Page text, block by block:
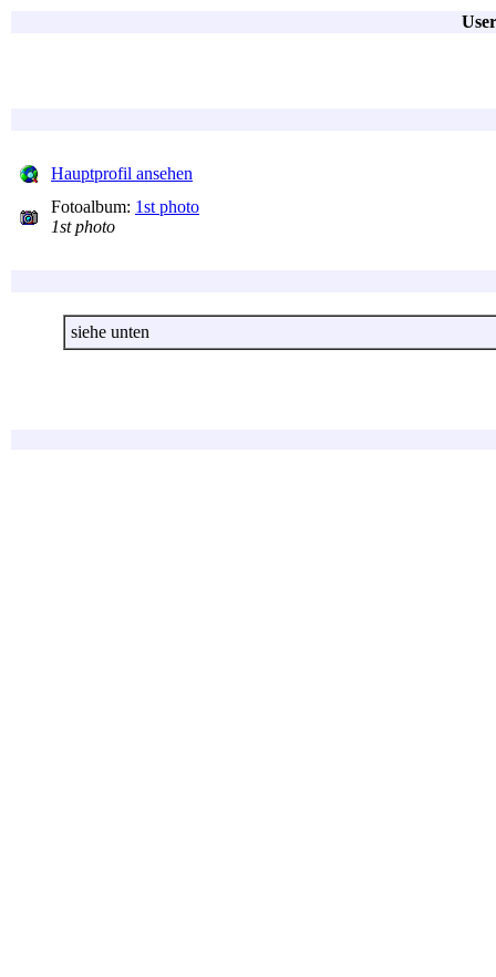
Hauptprofil ansehen
Fotoalbum: 1st photo
1st photo
siehe unten